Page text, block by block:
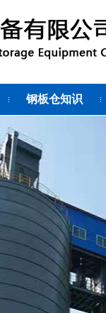
钢板仓知识